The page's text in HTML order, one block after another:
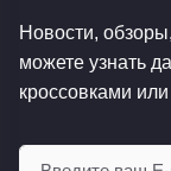
Новости,
можете узнать
кроссовками